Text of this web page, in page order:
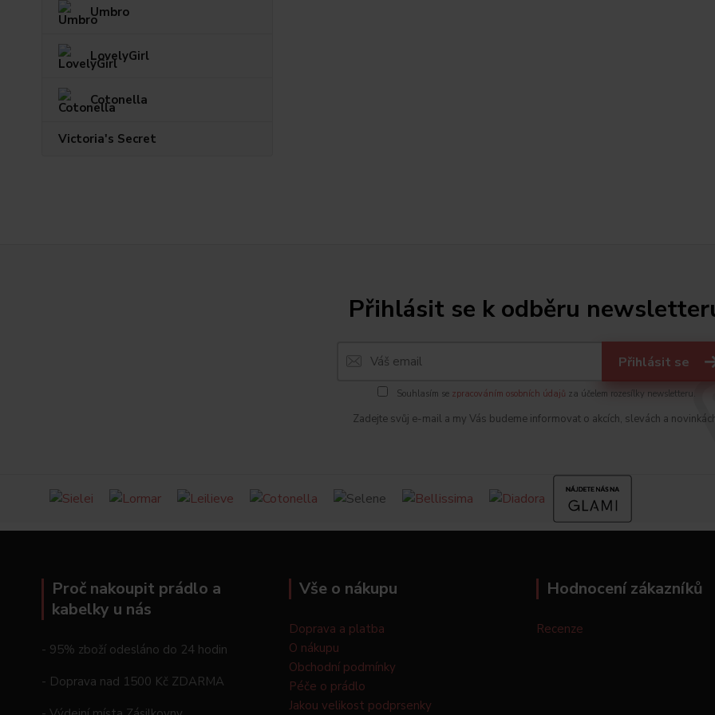
Umbro
LovelyGirl
Cotonella
Victoria's Secret
Přihlásit se k odběru
Přihlásit se
Souhlasím se zpracováním osobních údajů za účelem rozesílky newsletteru.
Zadejte svůj e-mail a my Vás budeme informovat o akcích, slevách a
Proč nakoupit prádlo a
kabelky u nás
- 95% zboží odesláno do 24 hodin
- Doprava nad 1500 Kč ZDARMA
Vše o nákupu
Doprava a platba
O nákupu
Obchodní podmínky
Péče o prádlo
Jakou velikost podprsenky
Hodnocení zákazníků
Recenze